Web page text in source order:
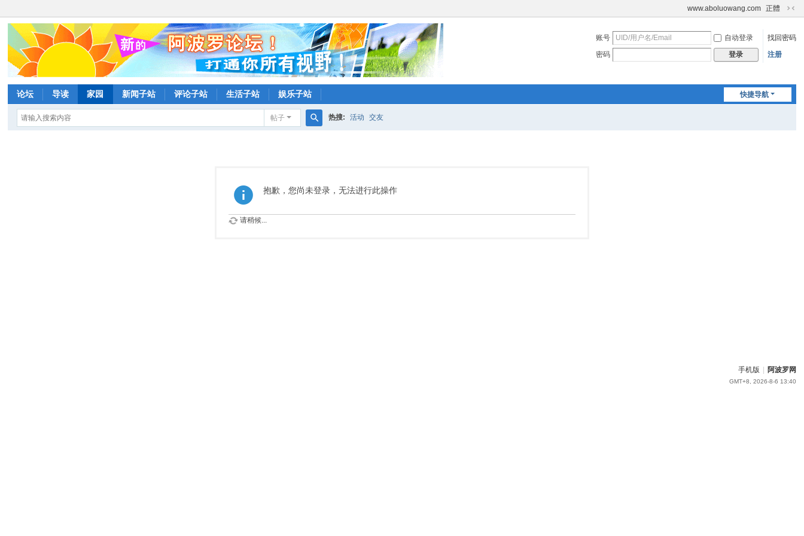
www.aboluowang.com 正體
切
到
账号 自动登录
找回密码
密码
登录 注册
快捷导航
论坛 导读 家园 新闻子站 评论子站 生活子站 娱乐子站
帖子 热搜: 活动 交友
抱歉，您尚未登录，无法进行此操作
请稍候...
手机版 阿波罗网
GMT+8, 2026-8-6 13:40